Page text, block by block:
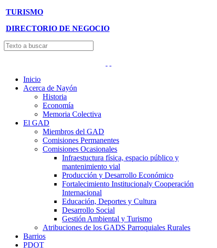
TURISMO
DIRECTORIO DE NEGOCIO
Inicio
Acerca de Nayón
Historia
Economía
Memoria Colectiva
El GAD
Miembros del GAD
Comisiones Permanentes
Comisiones Ocasionales
Infraestuctura física, espacio público y
mantenimiento vial
Producción y Desarrollo Económico
Fortalecimiento Institucionaly Cooperación
Internacional
Educación, Deportes y Cultura
Desarrollo Social
Gestión Ambiental y Turismo
Atribuciones de los GADS Parroquiales Rurales
Barrios
PDOT